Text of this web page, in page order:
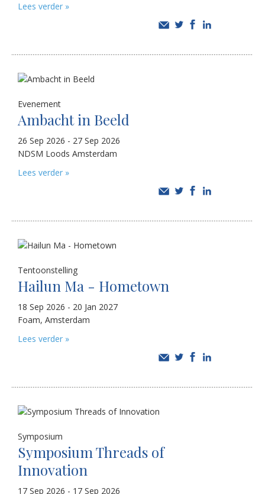
Lees verder »
Evenement
Ambacht in Beeld
26 Sep 2026 - 27 Sep 2026
NDSM Loods Amsterdam
Lees verder »
Tentoonstelling
Hailun Ma - Hometown
18 Sep 2026 - 20 Jan 2027
Foam, Amsterdam
Lees verder »
Symposium
Symposium Threads of
Innovation
17 Sep 2026 - 17 Sep 2026